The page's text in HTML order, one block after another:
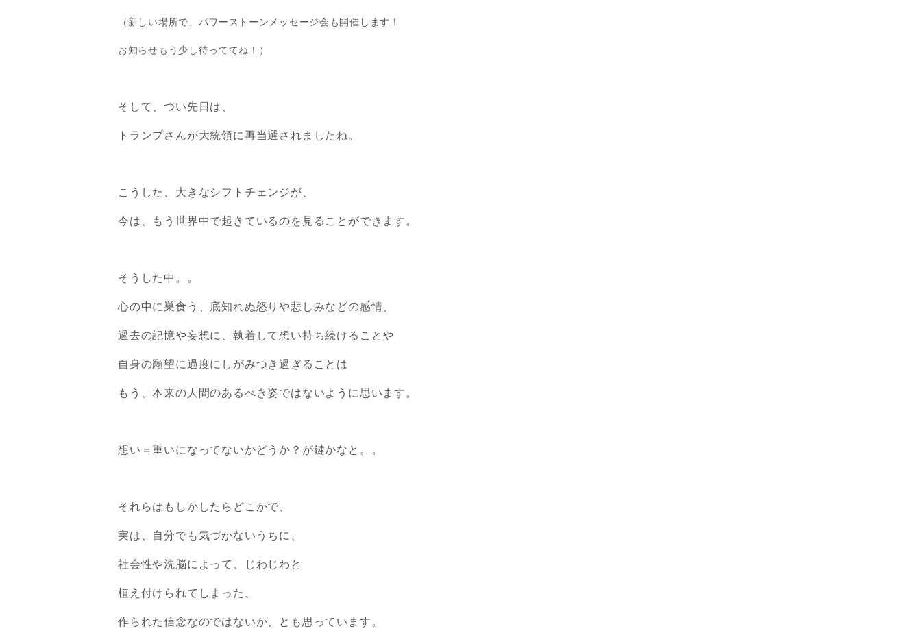
（新しい場所で、パワーストーンメッセージ会も開催します！
お知らせもう少し待っててね！）
そして、つい先日は、
トランプさんが大統領に再当選されましたね。
こうした、大きなシフトチェンジが、
今は、もう世界中で起きているのを見ることができます。
そうした中。。
心の中に巣食う、底知れぬ怒りや悲しみなどの感情、
過去の記憶や妄想に、 執着して想い持ち続けることや
自身の願望に過度にしがみつき過ぎることは
もう、本来の人間のあるべき姿ではないように思います。
想い＝重いになってないかどうか？が鍵かなと。。
それらはもしかしたらどこかで、
実は、自分でも気づかないうちに、
社会性や洗脳によって、じわじわと
植え付けられてしまった、
作られた信念なのではないか、とも 思っています。